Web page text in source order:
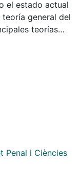
general del
teorías
de inferencia
el Derecho
de dos
ellas se
aplicativo. Mi
de
a los principios
En ese
Penal i Ciències